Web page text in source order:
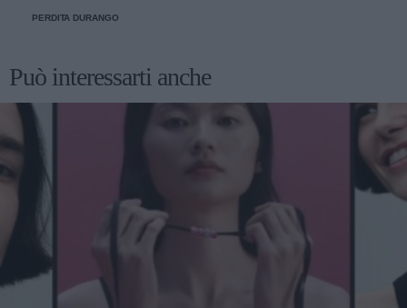
PERDITA DURANGO
Può interessarti anche